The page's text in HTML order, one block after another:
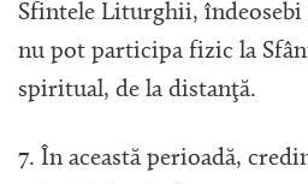
Sfintele Liturghii, îndeosebi
nu pot participa fizic la
spiritual, de la distanţă.
7. În această perioadă,